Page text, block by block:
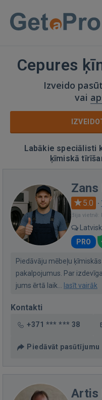
Cepures
Izveido
vai
Labākie speciālisti
ķīmiskā
Zans
5.0 ·
Bija
PRO
Piedāvāju mēbeļu
pakalpojumus. Par
jums ērtā laik...
lasīt vairāk
Kontakti
+371 *** *** 38
Piedāvāt pasūtījumu
Artis